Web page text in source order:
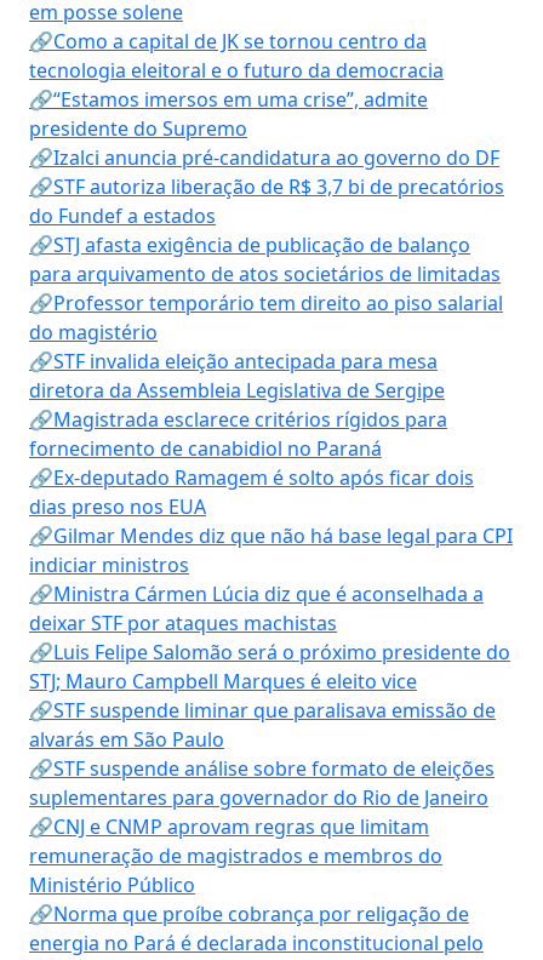
em posse solene
🔗Como a capital de JK se tornou centro da
tecnologia eleitoral e o futuro da democracia
🔗“Estamos imersos em uma crise”, admite
presidente do Supremo
🔗Izalci anuncia pré-candidatura ao governo do DF
🔗STF autoriza liberação de R$ 3,7 bi de precatórios
do Fundef a estados
🔗STJ afasta exigência de publicação de balanço
para arquivamento de atos societários de limitadas
🔗Professor temporário tem direito ao piso salarial
do magistério
🔗STF invalida eleição antecipada para mesa
diretora da Assembleia Legislativa de Sergipe
🔗Magistrada esclarece critérios rígidos para
fornecimento de canabidiol no Paraná
🔗Ex-deputado Ramagem é solto após ficar dois
dias preso nos EUA
🔗Gilmar Mendes diz que não há base legal para CPI
indiciar ministros
🔗Ministra Cármen Lúcia diz que é aconselhada a
deixar STF por ataques machistas
🔗Luis Felipe Salomão será o próximo presidente do
STJ; Mauro Campbell Marques é eleito vice
🔗STF suspende liminar que paralisava emissão de
alvarás em São Paulo
🔗STF suspende análise sobre formato de eleições
suplementares para governador do Rio de Janeiro
🔗CNJ e CNMP aprovam regras que limitam
remuneração de magistrados e membros do
Ministério Público
🔗Norma que proíbe cobrança por religação de
energia no Pará é declarada inconstitucional pelo